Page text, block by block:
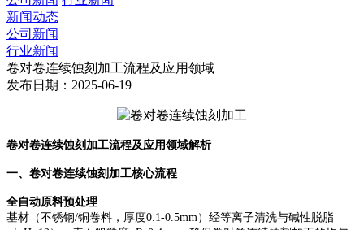
新闻动态
公司新闻
行业新闻
卷对卷连续蚀刻加工流程及应用领域
发布日期：2025-06-19
卷对卷连续蚀刻加工流程及应用领域解析
一、卷对卷连续蚀刻加工核心流程
全自动原料预处理
基材（不锈钢/铜卷料，厚度0.1-0.5mm）经等离子清洗与碱性脱脂